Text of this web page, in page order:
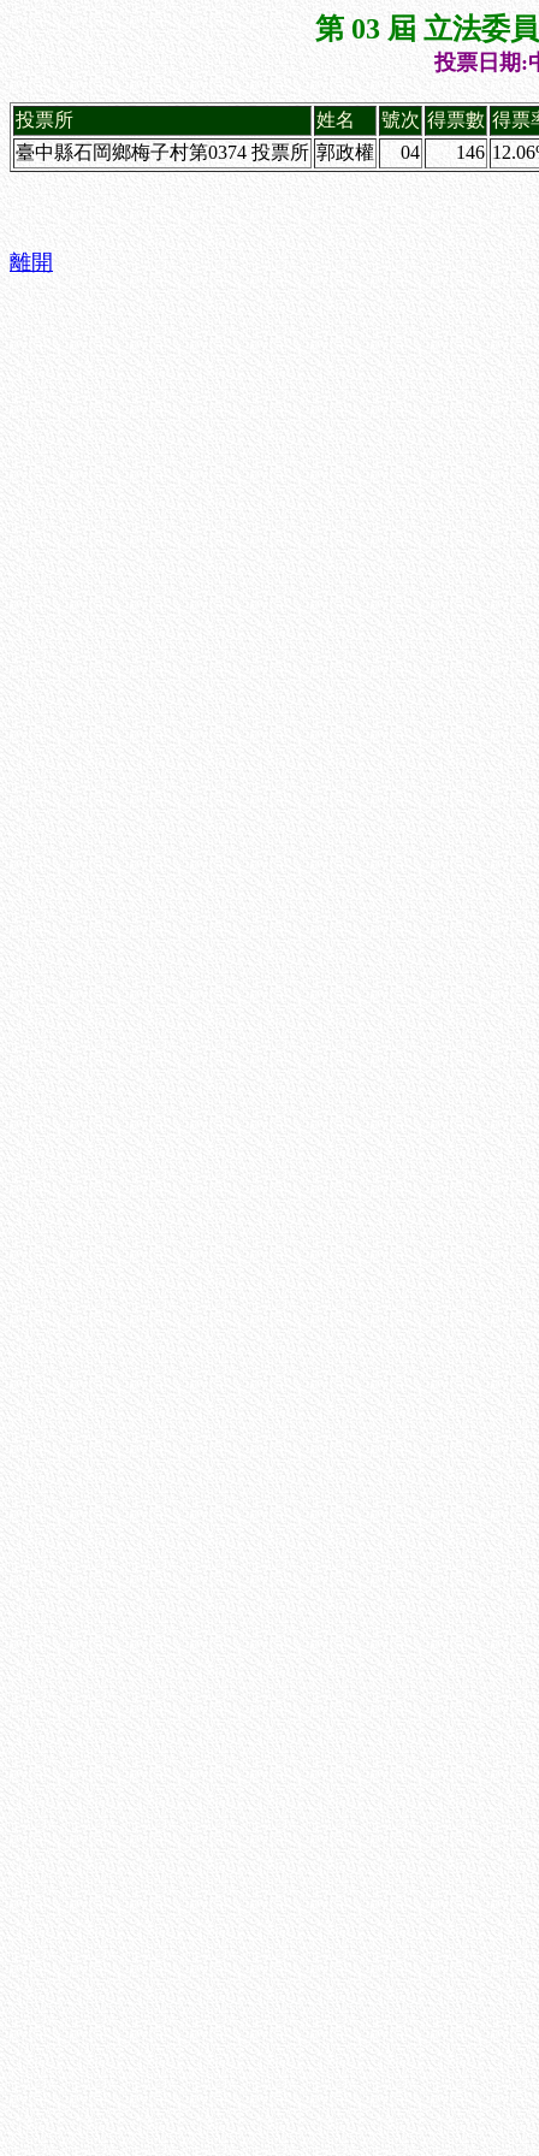
第 03 屆 立法委
投票日期:
投票所 姓名 號次 得票數 得票
臺中縣石岡鄉梅子村第0374 投票所 郭政權 04 146
離開